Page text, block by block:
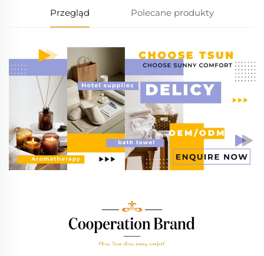
Przegląd Polecane produkty